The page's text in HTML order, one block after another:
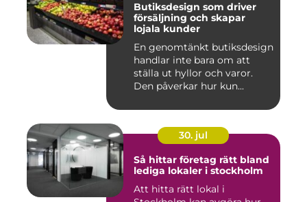
Butiksdesign som driver
försäljning och skapar
lojala kunder
En genomtänkt butiksdesign
handlar inte bara om att
ställa ut hyllor och varor.
Den påverkar hur kun...
30. jul
Så hittar företag rätt bland
lediga lokaler i stockholm
Att hitta rätt lokal i